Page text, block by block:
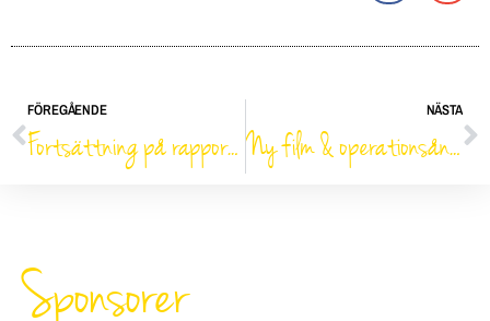
FÖREGÅENDE
Fortsättning på rapporterna…
NÄSTA
Ny film & operationsångest…
Sponsorer